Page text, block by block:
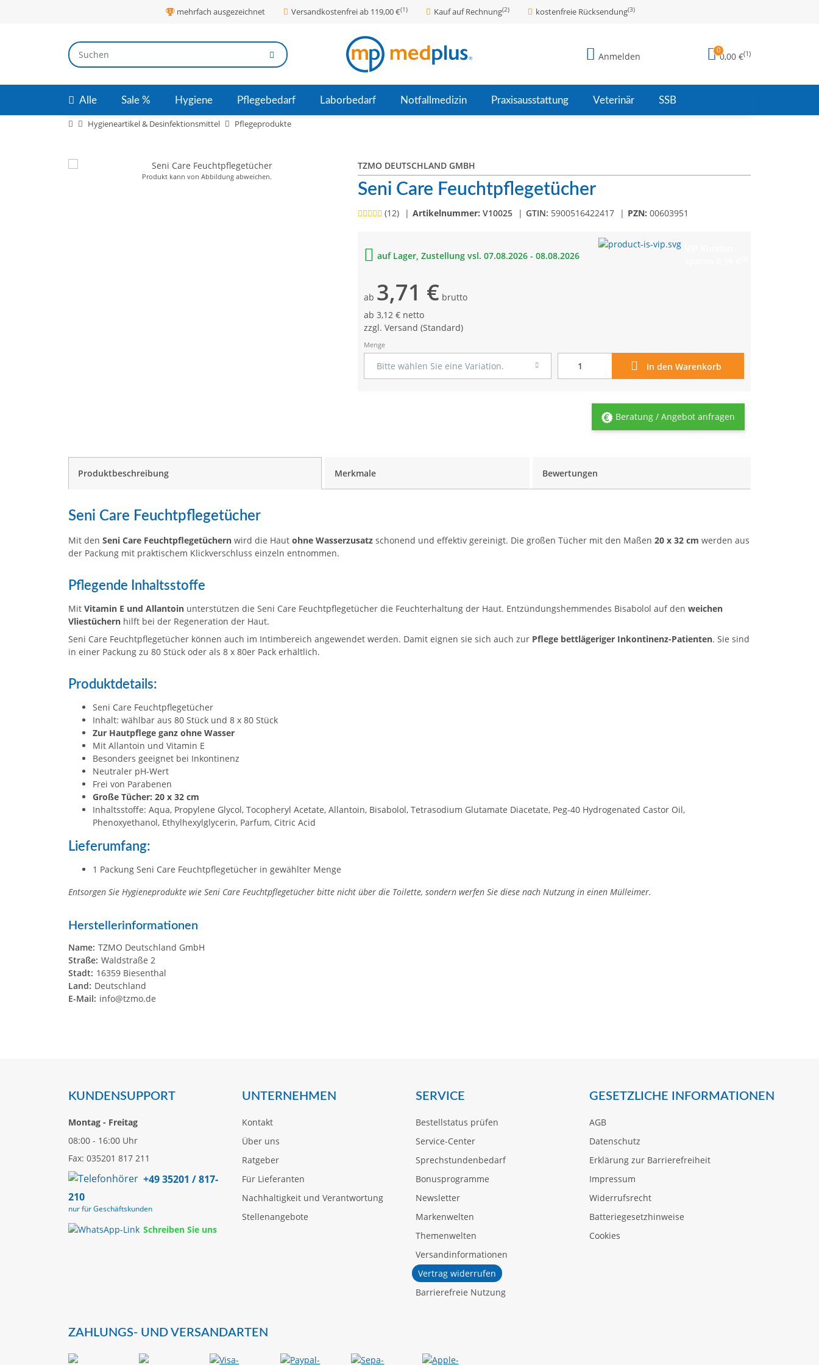
mehrfach ausgezeichnet Versandkostenfrei ab 119,00 €(1) Kauf auf Rechnung(2) kostenfreie Rücksendung(3)
Anmelden 00,00 €(1)
Alle Sale % Hygiene Pflegebedarf Laborbedarf Notfallmedizin Praxisausstattung Veterinär SSB
Hygieneartikel & Desinfektionsmittel Pflegeprodukte
Produkt kann von Abbildung abweichen.
TZMO DEUTSCHLAND GMBH
Seni Care Feuchtpflegetücher
(12) Artikelnummer: V10025 GTIN: 5900516422417 PZN: 00603951
auf Lager, Zustellung vsl. 07.08.2026 - 08.08.2026
ab 3,71 € brutto
ab 3,12 € netto
zzgl. Versand (Standard)
Menge
Bitte wählen Sie eine Variation. In den Warenkorb
Beratung / Angebot anfragen
Produktbeschreibung
Merkmale Bewertungen
Seni Care Feuchtpflegetücher
Mit den Seni Care Feuchtpflegetüchern wird die Haut ohne Wasserzusatz schonend und effektiv gereinigt. Die großen Tücher mit den Maßen 20 x 32 cm werden aus
der Packung mit praktischem Klickverschluss einzeln entnommen.
Pflegende Inhaltsstoffe
Mit Vitamin E und Allantoin unterstützen die Seni Care Feuchtpflegetücher die Feuchterhaltung der Haut. Entzündungshemmendes Bisabolol auf den weichen
Vliestüchern hilft bei der Regeneration der Haut.
Seni Care Feuchtpflegetücher können auch im Intimbereich angewendet werden. Damit eignen sie sich auch zur Pflege bettlägeriger Inkontinenz-Patienten. Sie sind
in einer Packung zu 80 Stück oder als 8 x 80er Pack erhältlich.
Produktdetails:
Seni Care Feuchtpflegetücher
Inhalt: wählbar aus 80 Stück und 8 x 80 Stück
Zur Hautpflege ganz ohne Wasser
Mit Allantoin und Vitamin E
Besonders geeignet bei Inkontinenz
Neutraler pH-Wert
Frei von Parabenen
Große Tücher: 20 x 32 cm
Inhaltsstoffe: Aqua, Propylene Glycol, Tocopheryl Acetate, Allantoin, Bisabolol, Tetrasodium Glutamate Diacetate, Peg-40 Hydrogenated Castor Oil,
Phenoxyethanol, Ethylhexylglycerin, Parfum, Citric Acid
Lieferumfang:
1 Packung Seni Care Feuchtpflegetücher in gewählter Menge
Entsorgen Sie Hygieneprodukte wie Seni Care Feuchtpflegetücher bitte nicht über die Toilette, sondern werfen Sie diese nach Nutzung in einen Mülleimer.
Herstellerinformationen
Name: TZMO Deutschland GmbH
Straße: Waldstraße 2
Stadt: 16359 Biesenthal
Land: Deutschland
E-Mail: info@tzmo.de
KUNDENSUPPORT
Montag - Freitag
08:00 - 16:00 Uhr
Fax: 035201 817 211
+49 35201 / 817-
210
nur für Geschäftskunden
Schreiben Sie uns
UNTERNEHMEN
Kontakt
Über uns
Ratgeber
Für Lieferanten
Nachhaltigkeit und Verantwortung
Stellenangebote
SERVICE
Bestellstatus prüfen
Service-Center
Sprechstundenbedarf
Bonusprogramme
Newsletter
Markenwelten
Themenwelten
Versandinformationen
Vertrag widerrufen
Barrierefreie Nutzung
GESETZLICHE INFORMATIONEN
AGB
Datenschutz
Erklärung zur Barrierefreiheit
Impressum
Widerrufsrecht
Batteriegesetzhinweise
Cookies
ZAHLUNGS- UND VERSANDARTEN